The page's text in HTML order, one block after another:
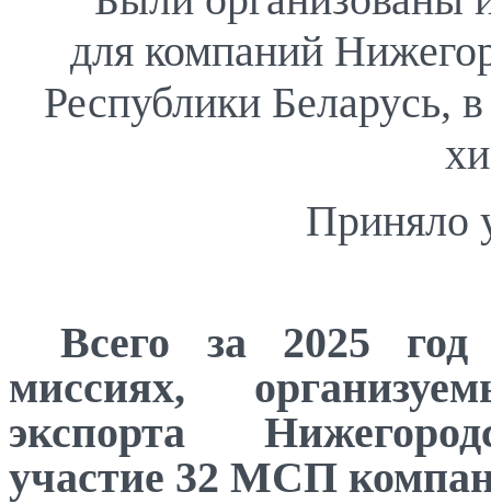
для компаний
Республики Беларусь,
Приняло
Всего за
2025 год
миссиях,
экспорта
участие 32 МСП